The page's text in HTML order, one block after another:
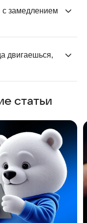
но играть и
с замедлением
и даже
тайм
двигаешься,
ход
статьи